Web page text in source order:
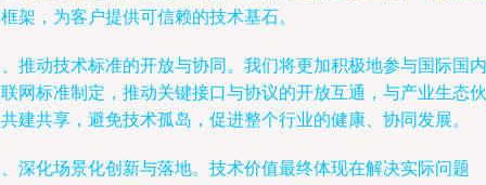
架，为客户提供可信赖的技术基石。
推动技术标准的开放与协同。我们将更加积极地参与国际国内
网标准制定，推动关键接口与协议的开放互通，与产业生态伙
建共享，避免技术孤岛，促进整个行业的健康、协同发展。
深化场景化创新与落地。技术价值最终体现在解决实际问题